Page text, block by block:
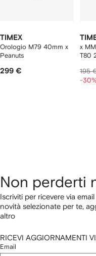
TIMEX
Orologio M79 40mm x
Peanuts
299 €
x
T80
195
-
Non perderti
Iscriviti per ricevere via
novità selezionate per te,
altro
RICEVI AGGIORNAMENTI
Email